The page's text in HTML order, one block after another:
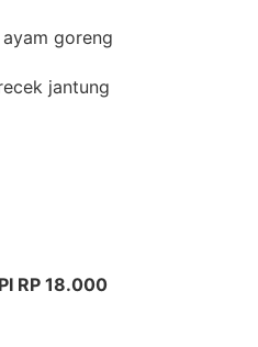
goreng
jantung
RP 18.000